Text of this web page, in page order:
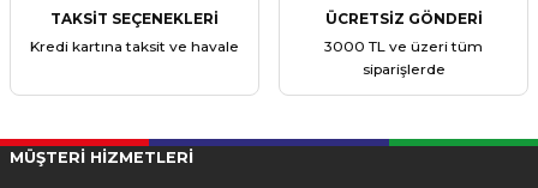
TAKSİT SEÇENEKLERİ
Kredi kartına taksit ve havale
ÜCRETSİZ GÖNDERİ
3000 TL ve üzeri tüm
siparişlerde
MÜŞTERİ HİZMETLERİ